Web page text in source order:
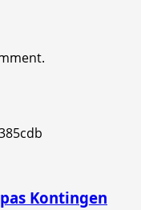
Kontingen